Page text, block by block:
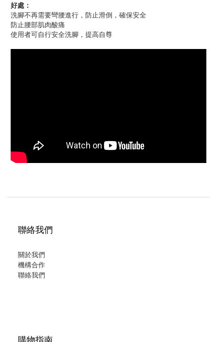
好處：
洗腳不再需要彎腰進行，防止滑倒，確保安全
防止腰部肌肉酸痛
使用者可自行安全洗腳，提高自尊
聯絡我們
關於我們
機構合作
聯絡我們
購物指南